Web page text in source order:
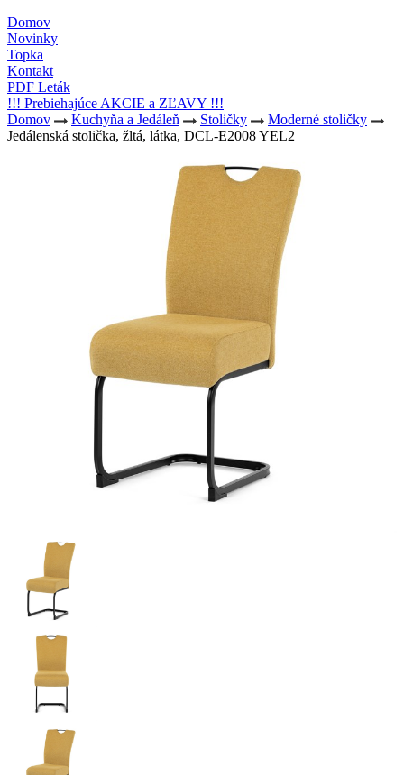
Domov
Novinky
Topka
Kontakt
PDF Leták
!!! Prebiehajúce AKCIE a ZĽAVY !!!
Domov
Kuchyňa a Jedáleň Stoličky
Moderné stoličky
Jedálenská stolička, žltá, látka, DCL-E2008 YEL2